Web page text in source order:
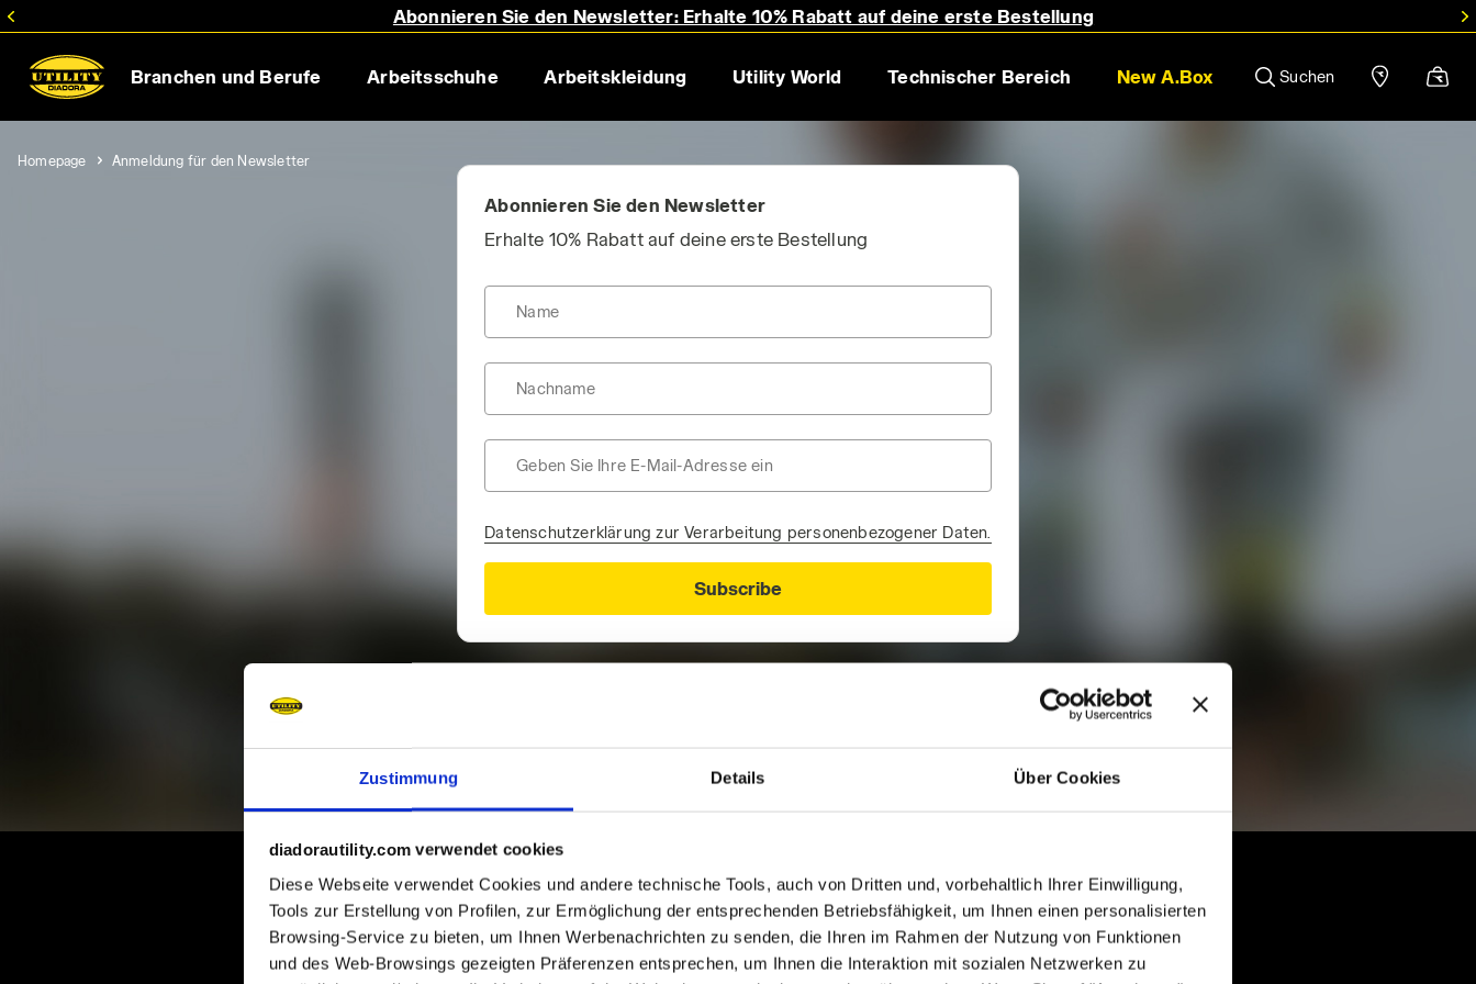
Zustimmung Details Über Cookies
diadorautility.com verwendet cookies
Diese Webseite verwendet Cookies und andere technische Tools, auch von Dritten und, vorbehaltlich Ihrer Einwilligung,
Tools zur Erstellung von Profilen, zur Ermöglichung der entsprechenden Betriebsfähigkeit, um Ihnen einen personalisierten
Browsing-Service zu bieten, um Ihnen Werbenachrichten zu senden, die Ihren im Rahmen der Nutzung von Funktionen
und des Web-Browsings gezeigten Präferenzen entsprechen, um Ihnen die Interaktion mit sozialen Netzwerken zu
Abonnieren Sie den Newsletter: Erhalte 10% Rabatt auf deine erste Bestellung
Branchen und Berufe Arbeitsschuhe Arbeitskleidung Utility World Technischer Bereich New A.Box Suchen
Homepage Anmeldung für den Newsletter
Abonnieren Sie den Newsletter
Erhalte 10% Rabatt auf deine erste Bestellung
Name
Nachname
Geben Sie Ihre E-Mail-Adresse ein
Datenschutzerklärung zur Verarbeitung personenbezogener Daten.
Subscribe
Einige unserer Dienstleistungen